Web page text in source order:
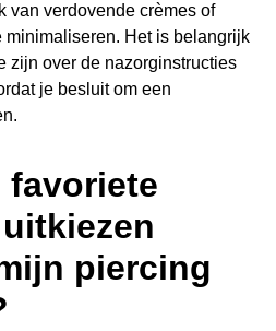
van verdovende crèmes of
minimaliseren. Het is belangrijk
zijn over de nazorginstructies
je besluit om een
favoriete
piercing